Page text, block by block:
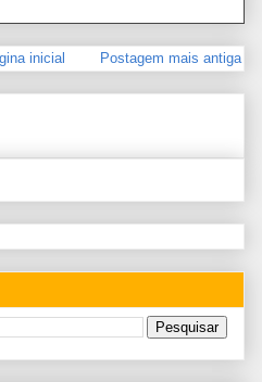
Postagem mais antiga
inicial